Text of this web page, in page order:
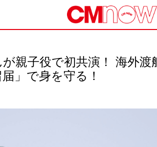
親子役で初共演！ 海外渡
」で身を守る！